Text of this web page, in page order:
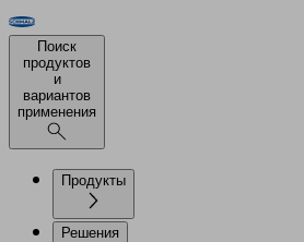
Поиск
продуктов
и
вариантов
применения
Продукты
Решения